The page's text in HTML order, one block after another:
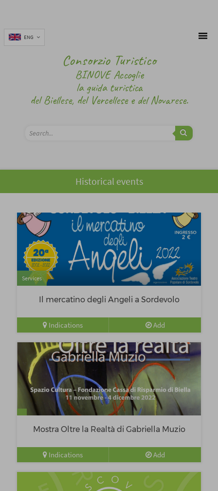
ENG
Consorzio Turistico
BINOVE Accoglie
la guida turistica
del Biellese, del Vercellese e del Novarese.
Historical events
Services
Il mercatino degli Angeli a Sordevolo
Indications Add
Mostra Oltre la Realtà di Gabriella Muzio
Indications Add